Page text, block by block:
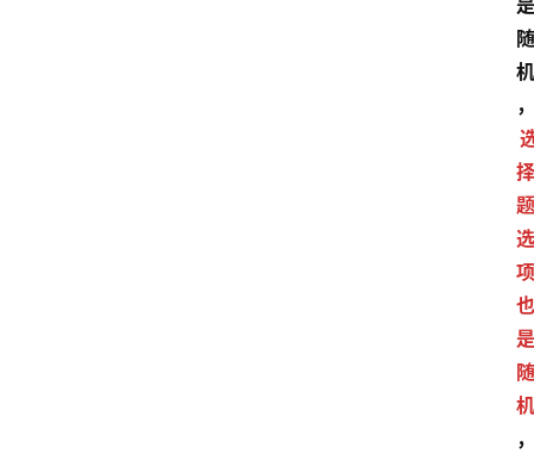
是
随
机
，
择
题
选
项
也
是
随
机
，